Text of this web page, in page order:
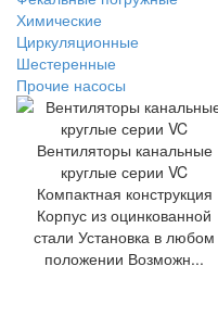
Химические
Циркуляционные
Шестеренные
Прочие насосы
Вентиляторы канальные
круглые серии VC
Компактная конструкция
Корпус из оцинкованной
стали Установка в любом
положении Возможн...